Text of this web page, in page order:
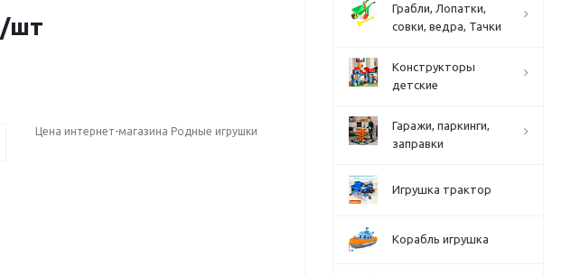
/шт
Цена интернет-магазина Родные игрушки
Грабли, Лопатки,
совки, ведра, Тачки
Конструкторы
детские
Гаражи, паркинги,
заправки
Игрушка трактор
Корабль игрушка